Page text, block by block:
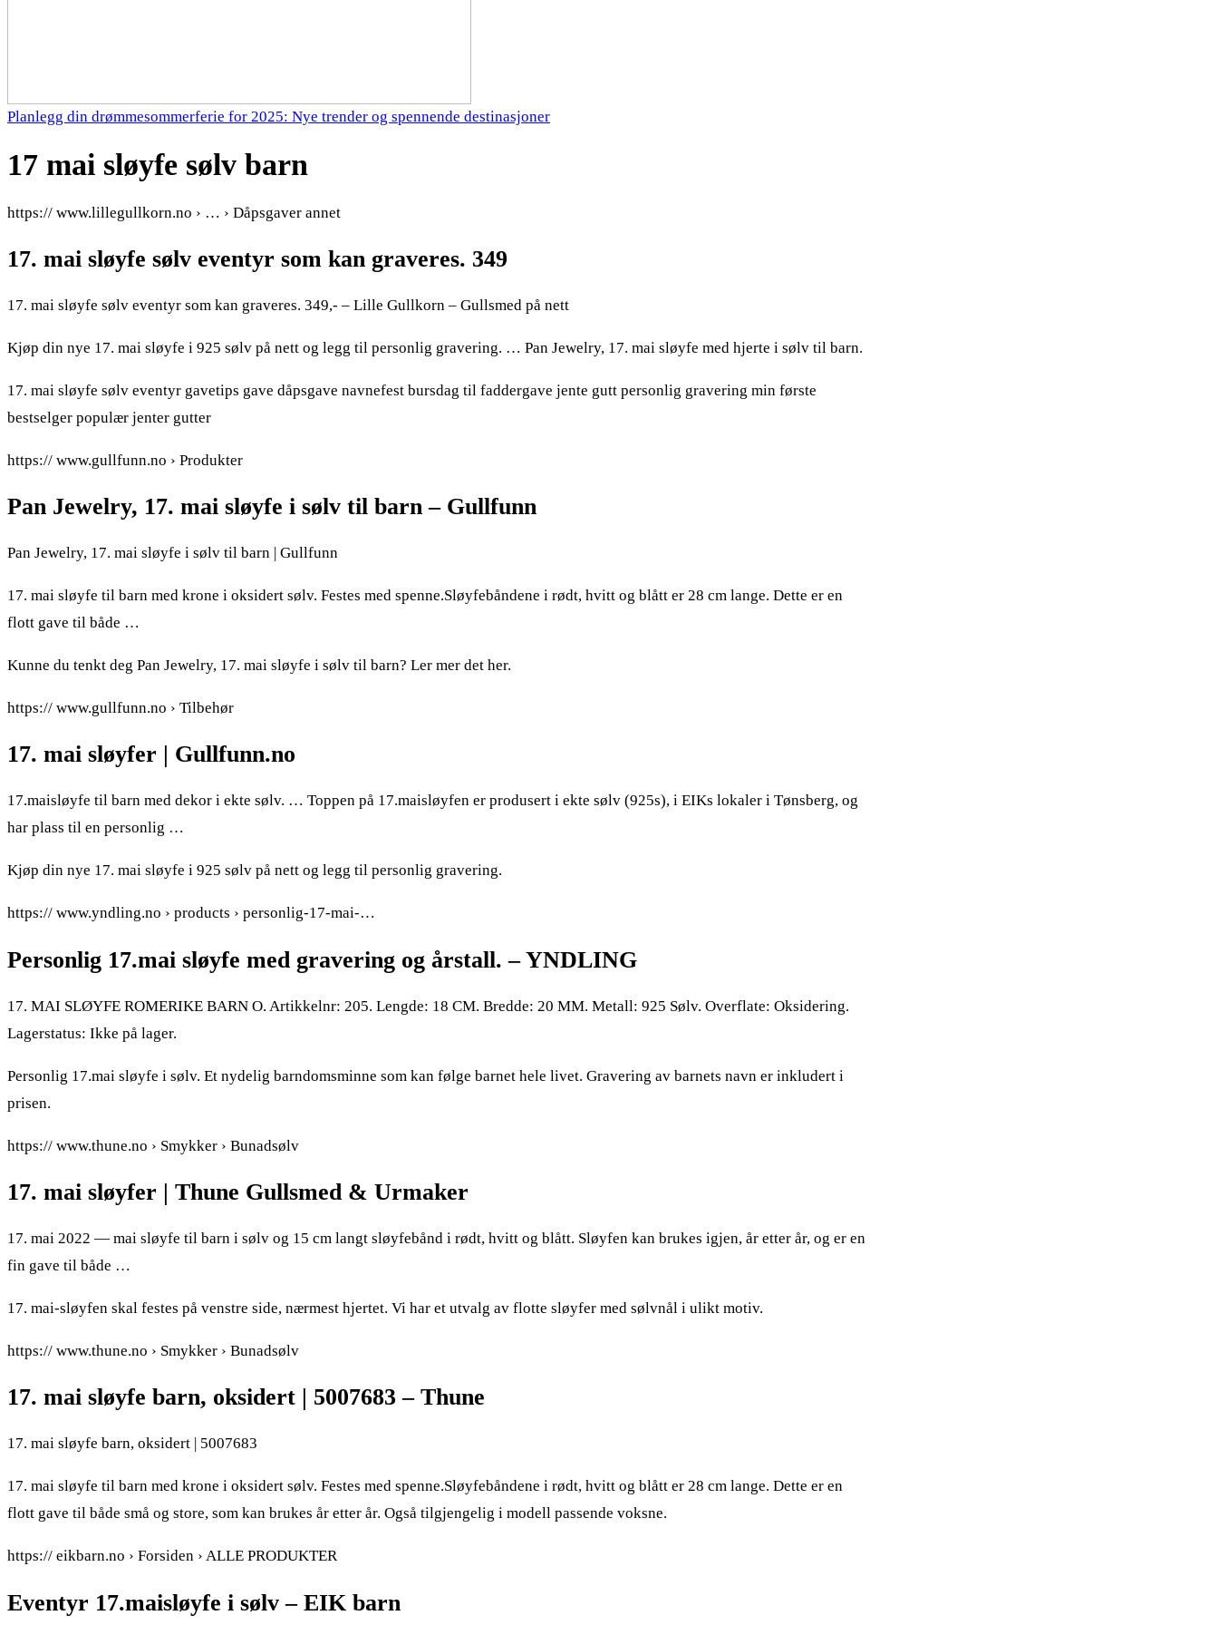
Planlegg din drømmesommerferie for 2025: Nye trender og spennende destinasjoner
17 mai sløyfe sølv barn
https:// www.lillegullkorn.no › … › Dåpsgaver annet
17. mai sløyfe sølv eventyr som kan graveres. 349
17. mai sløyfe sølv eventyr som kan graveres. 349,- – Lille Gullkorn – Gullsmed på nett
Kjøp din nye 17. mai sløyfe i 925 sølv på nett og legg til personlig gravering. … Pan Jewelry, 17. mai sløyfe med hjerte i sølv til barn.
17. mai sløyfe sølv eventyr gavetips gave dåpsgave navnefest bursdag til faddergave jente gutt personlig gravering min første
bestselger populær jenter gutter
https:// www.gullfunn.no › Produkter
Pan Jewelry, 17. mai sløyfe i sølv til barn – Gullfunn
Pan Jewelry, 17. mai sløyfe i sølv til barn | Gullfunn
17. mai sløyfe til barn med krone i oksidert sølv. Festes med spenne.Sløyfebåndene i rødt, hvitt og blått er 28 cm lange. Dette er en
flott gave til både …
Kunne du tenkt deg Pan Jewelry, 17. mai sløyfe i sølv til barn? Ler mer det her.
https:// www.gullfunn.no › Tilbehør
17. mai sløyfer | Gullfunn.no
17.maisløyfe til barn med dekor i ekte sølv. … Toppen på 17.maisløyfen er produsert i ekte sølv (925s), i EIKs lokaler i Tønsberg, og
har plass til en personlig …
Kjøp din nye 17. mai sløyfe i 925 sølv på nett og legg til personlig gravering.
https:// www.yndling.no › products › personlig-17-mai-…
Personlig 17.mai sløyfe med gravering og årstall. – YNDLING
17. MAI SLØYFE ROMERIKE BARN O. Artikkelnr: 205. Lengde: 18 CM. Bredde: 20 MM. Metall: 925 Sølv. Overflate: Oksidering.
Lagerstatus: Ikke på lager.
Personlig 17.mai sløyfe i sølv. Et nydelig barndomsminne som kan følge barnet hele livet. Gravering av barnets navn er inkludert i
prisen.
https:// www.thune.no › Smykker › Bunadsølv
17. mai sløyfer | Thune Gullsmed & Urmaker
17. mai 2022 — mai sløyfe til barn i sølv og 15 cm langt sløyfebånd i rødt, hvitt og blått. Sløyfen kan brukes igjen, år etter år, og er en
fin gave til både …
17. mai-sløyfen skal festes på venstre side, nærmest hjertet. Vi har et utvalg av flotte sløyfer med sølvnål i ulikt motiv.
https:// www.thune.no › Smykker › Bunadsølv
17. mai sløyfe barn, oksidert | 5007683 – Thune
17. mai sløyfe barn, oksidert | 5007683
17. mai sløyfe til barn med krone i oksidert sølv. Festes med spenne.Sløyfebåndene i rødt, hvitt og blått er 28 cm lange. Dette er en
flott gave til både små og store, som kan brukes år etter år. Også tilgjengelig i modell passende voksne.
https:// eikbarn.no › Forsiden › ALLE PRODUKTER
Eventyr 17.maisløyfe i sølv – EIK barn